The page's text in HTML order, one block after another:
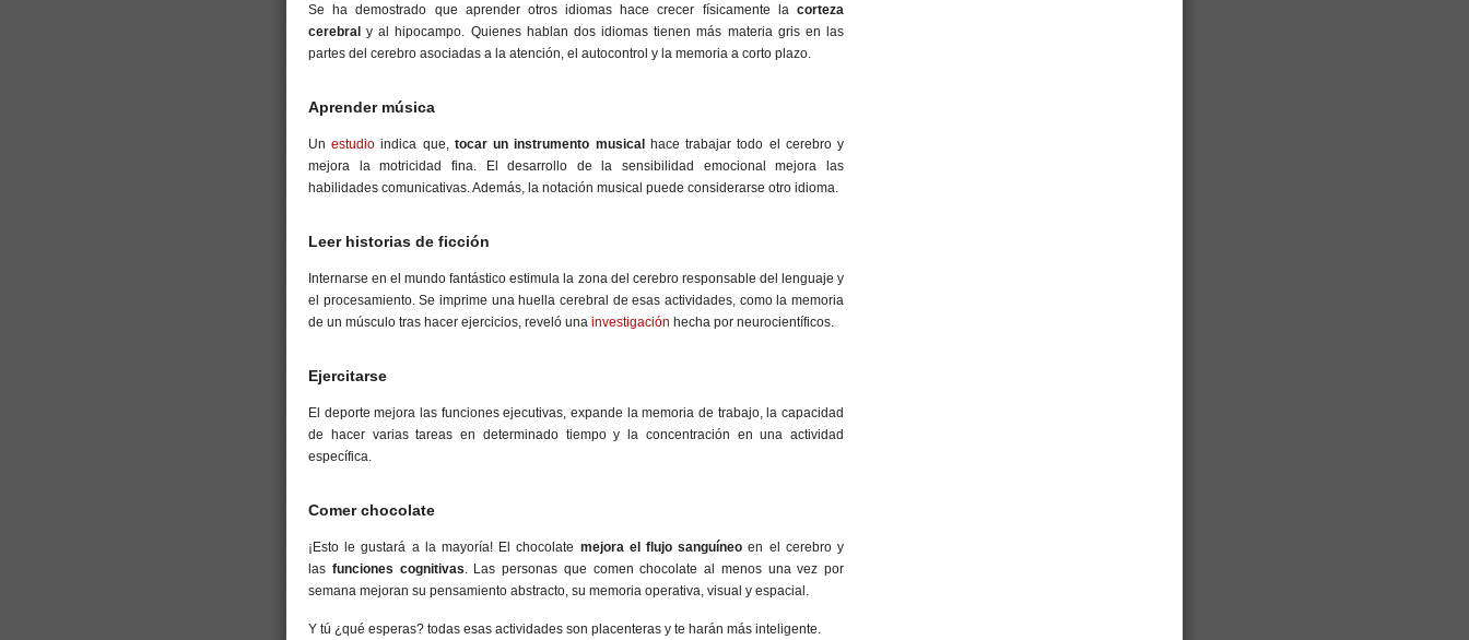
Se ha demostrado que aprender otros idiomas hace crecer físicamente la corteza
cerebral y al hipocampo. Quienes hablan dos idiomas tienen más materia gris en las
partes del cerebro asociadas a la atención, el autocontrol y la memoria a corto plazo.
Aprender música
Unestudio indica que, tocar un instrumento musical
hace trabajar todo el cerebro y
mejora la motricidad fina. El desarrollo de la sensibilidad emocional mejora las
habilidades comunicativas. Además, la notación musical puede considerarse otro idioma.
Leer historias de ficción
Internarse en el mundo fantástico estimula la zona del cerebro responsable del lenguaje y
el procesamiento. Se imprime una huella cerebral de esas actividades, como la memoria
de un músculo tras hacer ejercicios, reveló una investigación hecha por neurocientíficos.
Ejercitarse
El deporte mejora las funciones ejecutivas, expande la memoria de trabajo, la capacidad
de hacer varias tareas en determinado tiempo y la concentración en una actividad
específica.
Comer chocolate
¡Esto le gustará a la mayoría! El chocolate mejora el flujo sanguíneo en el cerebro y
las funciones cognitivas. Las personas que comen chocolate al menos una vez por
semana mejoran su pensamiento abstracto, su memoria operativa, visual y espacial.
Y tú ¿qué esperas? todas esas actividades son placenteras y te harán más inteligente.